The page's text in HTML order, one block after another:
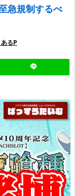
急規制するべ
あるP